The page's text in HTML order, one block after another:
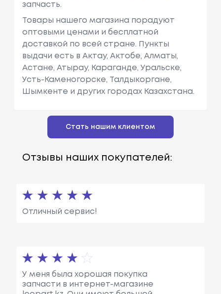
запчасть.
Товары нашего магазина порадуют
оптовыми ценами и бесплатной
доставкой по всей стране. Пункты
выдачи есть в Актау, Актобе, Алматы,
Астане, Атырау, Караганде, Уральске,
Усть-Каменогорске, Талдыкоргане,
Шымкенте и других городах Казахстана.
Стать нашим клиентом
Отзывы наших покупателей:
Отличный сервис!
У меня была хорошая покупка
запчасти в интернет-магазине